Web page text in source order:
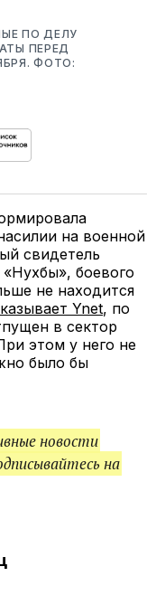
ПО ДЕЛУ
ПЕРЕД
ФОТО:
на военной
свидетель
боевого
не находится
Ynet, по
в сектор
этом у него не
было бы
новости
на